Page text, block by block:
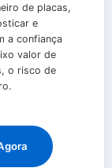
de placas,
e
a confiança
valor de
o risco de